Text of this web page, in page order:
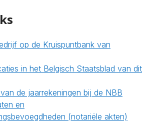
op de Kruispuntbank van
in het Belgisch Staatsblad van dit
de jaarrekeningen bij de NBB
en
(notariële akten)